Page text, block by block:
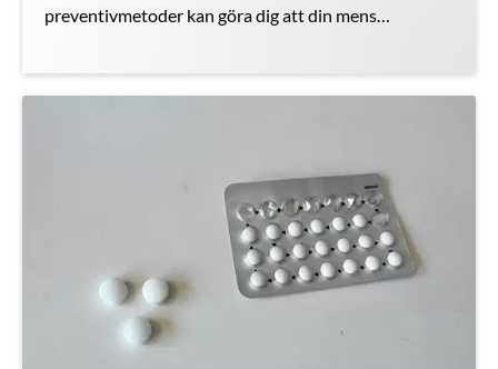
preventivmetoder kan göra dig att din mens
och vilka fördelar det kan ha.